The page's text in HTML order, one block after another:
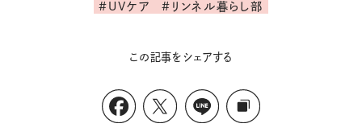
#UVケア #リンネル暮らし部
この記事をシェアする